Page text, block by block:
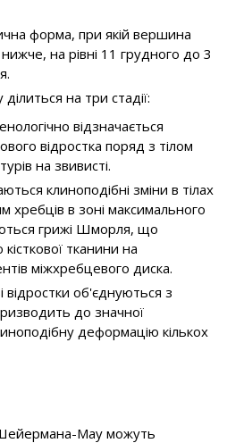
форма, при якій вершина
на рівні 11 грудного до 3
на три стадії:
відзначається
відростка поряд з тілом
на звивисті.
клиноподібні зміни в тілах
хребців в зоні максимального
грижі Шморля, що
тканини на
міжхребцевого диска.
відростки об'єднуються з
до значної
деформацію кількох
Шейермана-Мау можуть